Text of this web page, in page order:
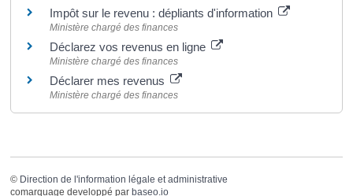
Impôt sur le revenu : dépliants d'information
Ministère chargé des finances
Déclarez vos revenus en ligne
Ministère chargé des finances
Déclarer mes revenus
Ministère chargé des finances
© Direction de l'information légale et administrative
comarquage developpé par baseo.io